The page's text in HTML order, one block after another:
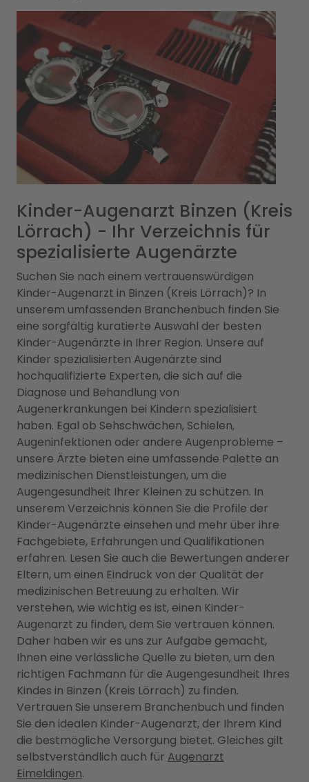
Kinder-Augenarzt Binzen (Kreis
Lörrach) - Ihr Verzeichnis für
spezialisierte Augenärzte
Suchen Sie nach einem vertrauenswürdigen
Kinder-Augenarzt in Binzen (Kreis Lörrach)? In
unserem umfassenden Branchenbuch finden Sie
eine sorgfältig kuratierte Auswahl der besten
Kinder-Augenärzte in Ihrer Region. Unsere auf
Kinder spezialisierten Augenärzte sind
hochqualifizierte Experten, die sich auf die
Diagnose und Behandlung von
Augenerkrankungen bei Kindern spezialisiert
haben. Egal ob Sehschwächen, Schielen,
Augeninfektionen oder andere Augenprobleme –
unsere Ärzte bieten eine umfassende Palette an
medizinischen Dienstleistungen, um die
Augengesundheit Ihrer Kleinen zu schützen. In
unserem Verzeichnis können Sie die Profile der
Kinder-Augenärzte einsehen und mehr über ihre
Fachgebiete, Erfahrungen und Qualifikationen
erfahren. Lesen Sie auch die Bewertungen anderer
Eltern, um einen Eindruck von der Qualität der
medizinischen Betreuung zu erhalten. Wir
verstehen, wie wichtig es ist, einen Kinder-
Augenarzt zu finden, dem Sie vertrauen können.
Daher haben wir es uns zur Aufgabe gemacht,
Ihnen eine verlässliche Quelle zu bieten, um den
richtigen Fachmann für die Augengesundheit Ihres
Kindes in Binzen (Kreis Lörrach) zu finden.
Vertrauen Sie unserem Branchenbuch und finden
Sie den idealen Kinder-Augenarzt, der Ihrem Kind
die bestmögliche Versorgung bietet. Gleiches gilt
selbstverständlich auch für Augenarzt
Eimeldingen.